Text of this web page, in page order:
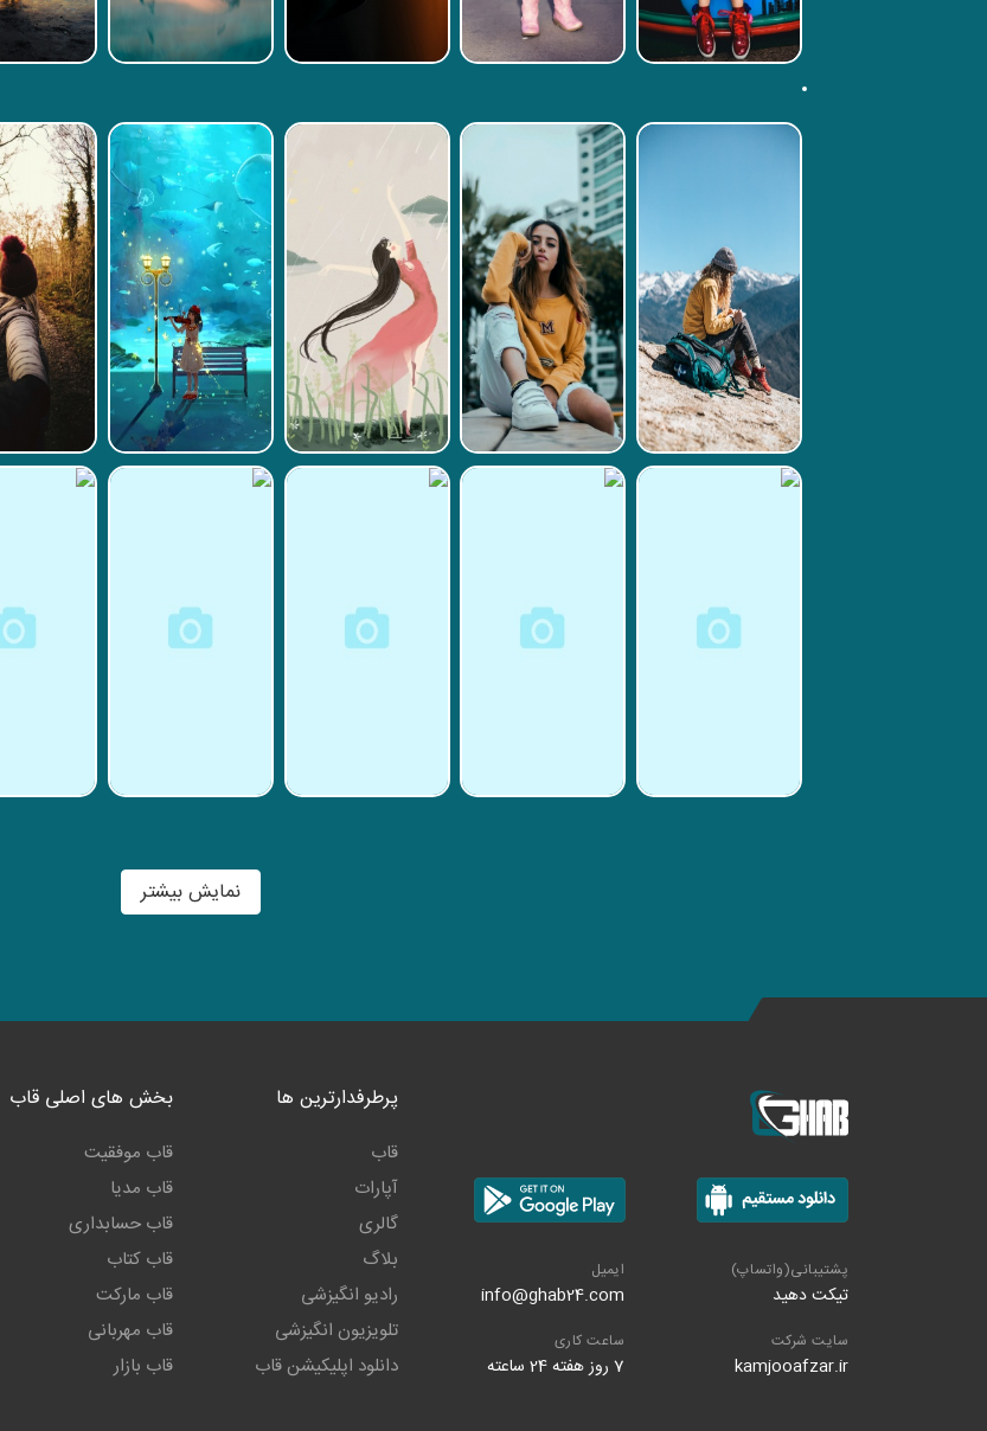
نمایش بیشتر
پشتیبانی(واتساپ)
تیکت دهید
ایمیل
info@ghab24.com
سایت شرکت
kamjooafzar.ir
ساعت کاری
7 روز هفته 24 ساعته
پرطرفدارترین ها
قاب
آپارات
گالری
بلاگ
رادیو انگیزشی
تلویزیون انگیزشی
دانلود اپلیکیشن قاب
بخش های اصلی قاب
قاب موفقیت
قاب مدیا
قاب حسابداری
قاب کتاب
قاب مارکت
قاب مهربانی
قاب بازار